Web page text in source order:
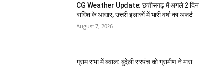
CG Weather Update: छत्तीसगढ़ में अगले 2 दिन
बारिश के आसार, उत्तरी इलाकों में भारी वर्षा का अलर्ट
August 7, 2026
ग्राम सभा में बवाल: बुंदेली सरपंच को ग्रामीण ने मारा